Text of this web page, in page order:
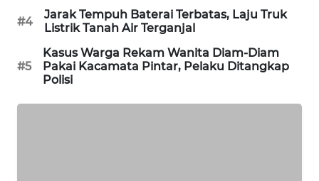
#4
Jarak Tempuh Baterai Terbatas, Laju Truk
Listrik Tanah Air Terganjal
#5
Kasus Warga Rekam Wanita Diam-Diam
Pakai Kacamata Pintar, Pelaku Ditangkap
Polisi
ALPERKLINAS
FORJASIDA